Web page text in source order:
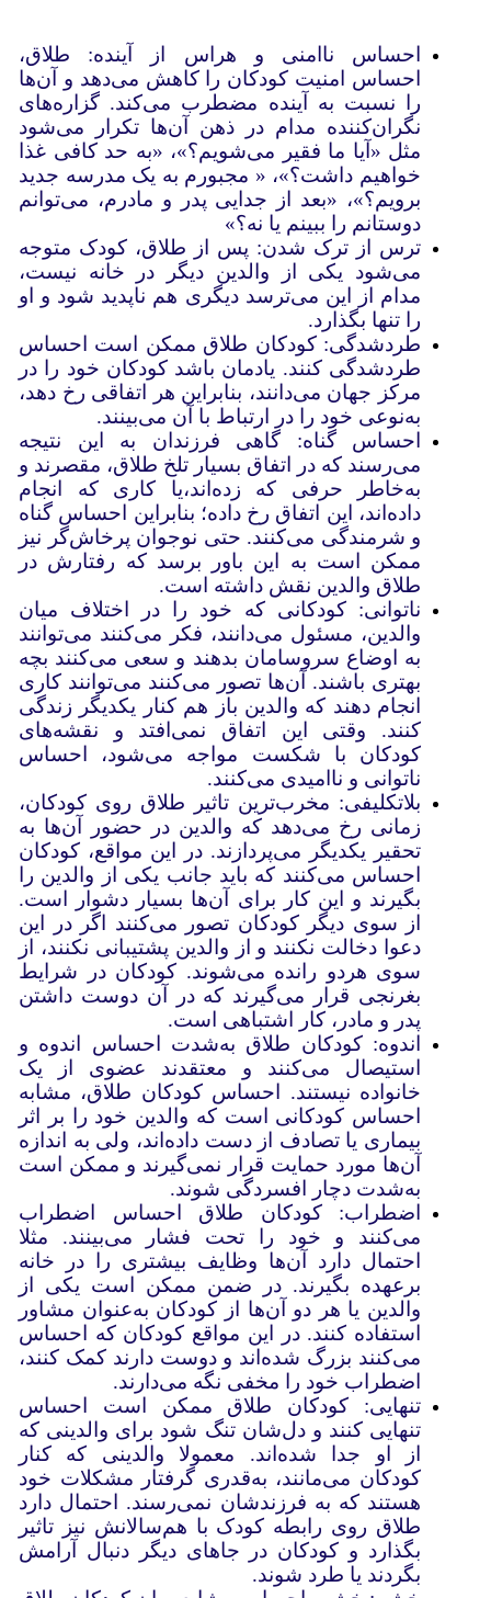
احساس ناامنی و هراس از آینده: طلاق،
احساس امنیت کودکان را کاهش می‌دهد و آن‌ها
را نسبت به آینده مضطرب می‌کند. گزاره‌های
نگران‌کننده‌ مدام در ذهن آن‌ها تکرار می‌شود
مثل «آیا ما فقیر می‌شویم؟»، «به حد کافی غذا
خواهیم داشت؟»، « مجبورم به یک مدرسه جدید
برویم؟»، «بعد از جدایی پدر و مادرم، می‌توانم
دوستانم را ببینم یا نه؟»
ترس از ترک شدن: پس از طلاق، کودک متوجه
می‌شود یکی از والدین دیگر در خانه نیست،
مدام از این می‌ترسد دیگری هم ناپدید شود و او
را تنها بگذارد.
طردشدگی: کودکان طلاق ممکن است احساس
طردشدگی کنند. یادمان باشد کودکان خود را در
مرکز جهان می‌دانند، بنابراین هر اتفاقی رخ دهد،
به‌نوعی خود را در ارتباط با آن می‌بینند.
احساس گناه: گاهی فرزندان به این نتیجه
می‌رسند که در اتفاق بسیار تلخ طلاق، مقصرند و
به‌خاطر حرفی که زده‌اند،یا کاری که انجام
داده‌اند، این اتفاق رخ داده؛ بنابراین احساس گناه
و شرمندگی می‌کنند. حتی نوجوان پرخاش‌گر نیز
ممکن است به این باور برسد که رفتارش در
طلاق والدین نقش داشته است.
ناتوانی: کودکانی که خود را در اختلاف میان
والدین، مسئول می‌دانند، فکر می‌کنند می‌توانند
به اوضاع سروسامان بدهند و سعی می‌کنند بچه
بهتری باشند. آن‌ها تصور می‌کنند می‌توانند کاری
انجام دهند که والدین باز هم کنار یکدیگر زندگی
کنند. وقتی این اتفاق نمی‌افتد و نقشه‌های
کودکان با شکست مواجه می‌شود، احساس
ناتوانی و ناامیدی می‌کنند.
بلاتکلیفی: مخرب‌ترین تاثیر طلاق روی کودکان،
زمانی رخ می‌دهد که والدین در حضور آن‌ها به
تحقیر یکدیگر می‌پردازند. در این مواقع، کودکان
احساس می‌کنند که باید جانب یکی از والدین را
بگیرند و این کار برای آن‌ها بسیار دشوار است.
از سوی دیگر کودکان تصور می‌کنند اگر در این
دعوا دخالت نکنند و از والدین پشتیبانی نکنند، از
سوی هردو رانده می‌شوند. کودکان در شرایط
بغرنجی قرار می‌گیرند که در آن دوست داشتن
پدر و مادر، کار اشتباهی است.
اندوه: کودکان طلاق به‌شدت احساس اندوه و
استیصال می‌کنند و معتقدند عضوی از یک
خانواده نیستند. احساس کودکان طلاق، مشابه
احساس کودکانی است که والدین خود را بر اثر
بیماری یا تصادف از دست داده‌اند، ولی به اندازه
آن‌ها مورد حمایت قرار نمی‌گیرند و ممکن است
به‌شدت دچار افسردگی شوند.
اضطراب: کودکان طلاق احساس اضطراب
می‌کنند و خود را تحت فشار می‌بینند. مثلا
احتمال دارد آن‌ها وظایف بیشتری را در خانه
برعهده بگیرند. در ضمن ممکن است یکی از
والدین یا هر دو آن‌ها از کودکان به‌عنوان مشاور
استفاده کنند. در این مواقع کودکان که احساس
می‌کنند بزرگ شده‌اند و دوست دارند کمک کنند،
اضطراب خود را مخفی نگه می‌دارند.
تنهایی: کودکان طلاق ممکن است احساس
تنهایی کنند و دل‌شان تنگ شود برای والدینی که
از او جدا شده‌‌اند. معمولا والدینی که کنار
کودکان می‌مانند، به‌قدری گرفتار مشکلات خود
هستند که به فرزندشان نمی‌رسند. احتمال دارد
طلاق روی رابطه کودک با هم‌سالانش نیز تاثیر
بگذارد و کودکان در جاهای دیگر دنبال آرامش
بگردند یا طرد شوند.